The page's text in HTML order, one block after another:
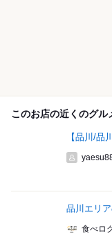
このお店の近くのグル
【品川/品
品川エリ
食べロ